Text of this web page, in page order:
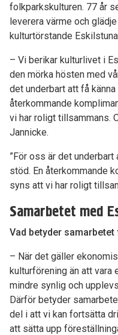
folkparkskulturen. 77 år
leverera värme och
kulturtörstande
– Vi berikar kulturlivet i
den mörka hösten med
det underbart att få
återkommande
vi har roligt tillsammans.
Jannicke.
”För oss är det
stöd. En återkommande
syns att vi har roligt
Samarbetet med
Vad betyder samarbetet
– När det gäller
kulturförening än att vara
mindre synlig och
Därför betyder
del i att vi kan fortsätta
att sätta upp